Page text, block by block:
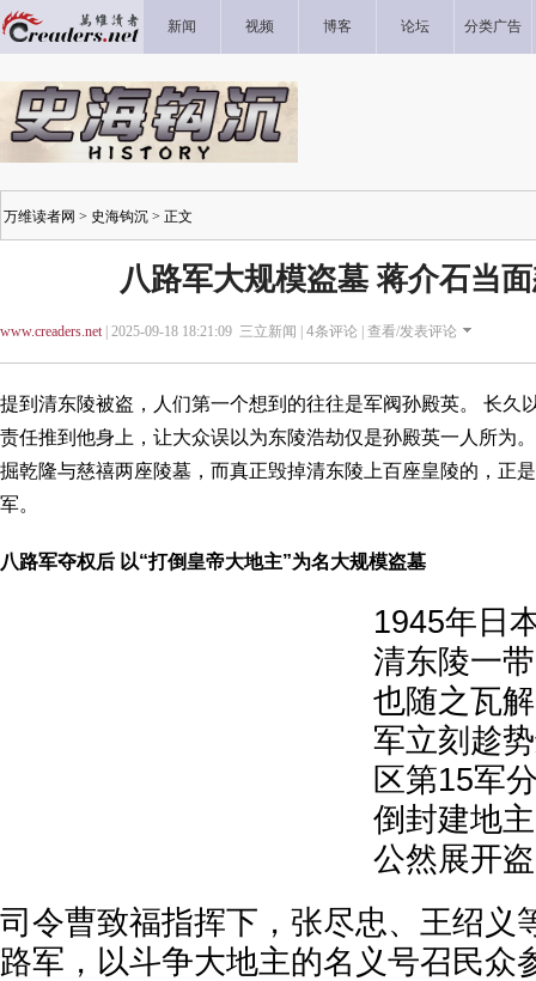
新闻 视频 博客 论坛 分类广告
万维读者网 > 史海钩沉 > 正文
八路军大规模盗墓 蒋介石当
www.creaders.net| 2025-09-18 18:21:09 三立新闻 | 4条评论 | 查看/发表评论
提到清东陵被盗，人们第一个想到的往往是军阀孙殿英。 长久
责任推到他身上，让大众误以为东陵浩劫仅是孙殿英一人所为
掘乾隆与慈禧两座陵墓，而真正毁掉清东陵上百座皇陵的，正
军。
八路军夺权后 以“打倒皇帝大地主”为名大规模盗墓
1945年日
清东陵一
也随之瓦
军立刻趁
区第15军
倒封建地
公然展开
司令曹致福指挥下，张尽忠、王绍义
路军，以斗争大地主的名义号召民众